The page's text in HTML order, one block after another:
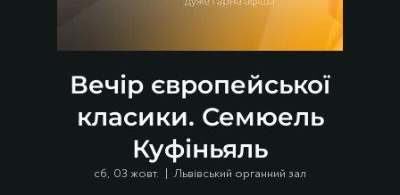
Вечір європейської
класики. Семюель
Куфіньяль
сб, 03 жовт.
  |
Львівський органний зал